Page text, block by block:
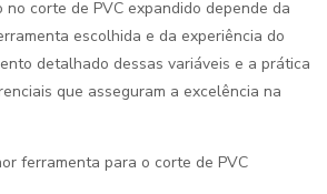
no corte de PVC expandido depende da
escolhida e da experiência do
detalhado dessas variáveis e a prática
que asseguram a excelência na
ferramenta para o corte de PVC